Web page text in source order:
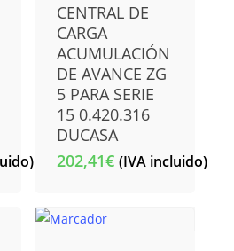
CENTRAL DE
CARGA
ACUMULACIÓN
DE AVANCE ZG
5 PARA SERIE
15 0.420.316
DUCASA
202,41€ (IVA incluido)